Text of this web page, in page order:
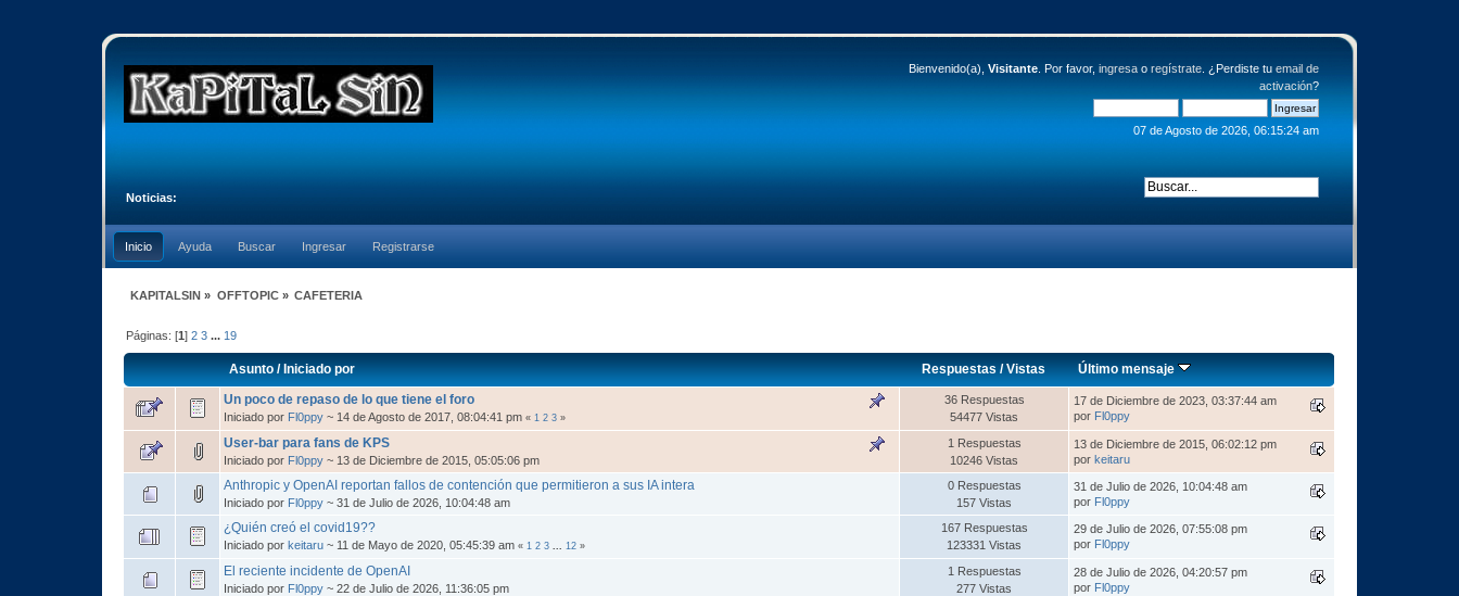
Bienvenido(a), Visitante. Por favor, ingresao regístrate. ¿Perdiste tu email de
activación?
07 de Agosto de 2026, 06:15:24 am
Noticias:
Inicio Ayuda Buscar Ingresar Registrarse
KAPITALSIN » OFFTOPIC» CAFETERIA
Páginas: [1]2 3 ... 19
Asunto/Iniciado por Respuestas/Vistas
Último mensaje
Un poco de repaso de lo que tiene el foro
Iniciado por Fl0ppy ~ 14 de Agosto de 2017, 08:04:41 pm« 1 2 3 »
36 Respuestas
54477 Vistas
17 de Diciembre de 2023, 03:37:44 am
por Fl0ppy
User-bar para fans de KPS
Iniciado por Fl0ppy ~ 13 de Diciembre de 2015, 05:05:06 pm
1 Respuestas
10246 Vistas
13 de Diciembre de 2015, 06:02:12 pm
porkeitaru
Anthropic y OpenAI reportan fallos de contención que permitieron a sus IA intera
Iniciado por Fl0ppy ~ 31 de Julio de 2026, 10:04:48 am
0 Respuestas
157 Vistas
31 de Julio de 2026, 10:04:48 am
por Fl0ppy
¿Quién creó el covid19??
Iniciado porkeitaru ~ 11 de Mayo de 2020, 05:45:39 am« 1 2 3 12 »
167 Respuestas
123331 Vistas
29 de Julio de 2026, 07:55:08 pm
por Fl0ppy
El reciente incidente de OpenAI
Iniciado por Fl0ppy ~ 22 de Julio de 2026, 11:36:05 pm
1 Respuestas
277 Vistas
28 de Julio de 2026, 04:20:57 pm
por Fl0ppy